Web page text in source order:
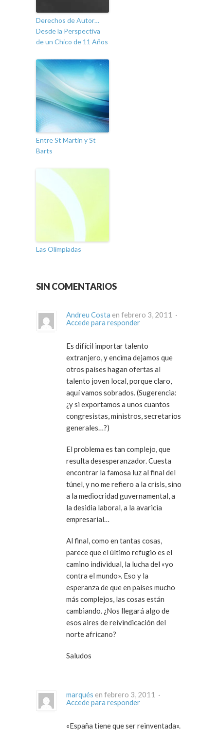
Derechos de Autor…
Desde la Perspectiva
de un Chico de 11 Años
Entre St Martin y St
Barts
Las Olimpíadas
SIN COMENTARIOS
Andreu Costa
en febrero 3, 2011 ·
Accede para responder
Es difícil importar talento
extranjero, y encima dejamos que
otros países hagan ofertas al
talento joven local, porque claro,
aquí vamos sobrados. (Sugerencia:
¿y si exportamos a unos cuantos
congresistas, ministros, secretarios
generales…?)
El problema es tan complejo, que
resulta desesperanzador. Cuesta
encontrar la famosa luz al final del
túnel, y no me refiero a la crisis, sino
a la mediocridad guvernamental, a
la desidia laboral, a la avaricia
empresarial…
Al final, como en tantas cosas,
parece que el último refugio es el
camino individual, la lucha del «yo
contra el mundo». Eso y la
esperanza de que en países mucho
más complejos, las cosas están
cambiando. ¿Nos llegará algo de
esos aires de reivindicación del
norte africano?
Saludos
marqués
en febrero 3, 2011 ·
Accede para responder
«España tiene que ser reinventada».